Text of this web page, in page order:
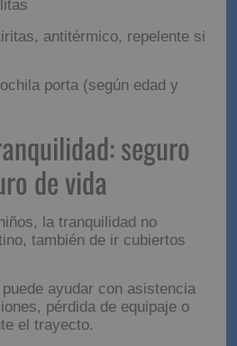
Lo que de verdad salva
gorra y snacks
antitérmico, repelente si
porta (según edad y
tranquilidad:
y seguro de